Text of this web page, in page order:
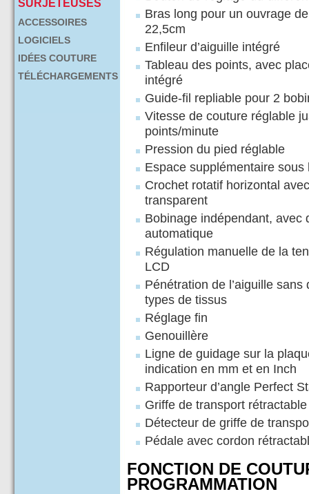
SURJETEUSES
ACCESSOIRES
LOGICIELS
IDÉES COUTURE
TÉLÉCHARGEMENTS
Bras long pour un ouvrage
22,5cm
Enfileur d’aiguille intégré
Tableau des points, avec
intégré
Guide-fil repliable pour 2
Vitesse de couture réglable
points/minute
Pression du pied réglable
Espace supplémentaire
Crochet rotatif horizontal
transparent
Bobinage indépendant, avec
automatique
Régulation manuelle de la
LCD
Pénétration de l’aiguille
types de tissus
Réglage fin
Genouillère
Ligne de guidage sur la
indication en mm et en Inch
Rapporteur d’angle Perfect
Griffe de transport rétractable
Détecteur de griffe de
Pédale avec cordon
FONCTION DE
PROGRAMMATION